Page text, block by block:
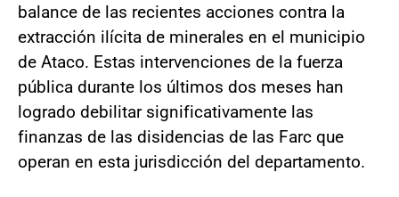
balance de las recientes acciones contra la
extracción ilícita de minerales en el municipio
de Ataco. Estas intervenciones de la fuerza
pública durante los últimos dos meses han
logrado debilitar significativamente las
finanzas de las disidencias de las Farc que
operan en esta jurisdicción del departamento.